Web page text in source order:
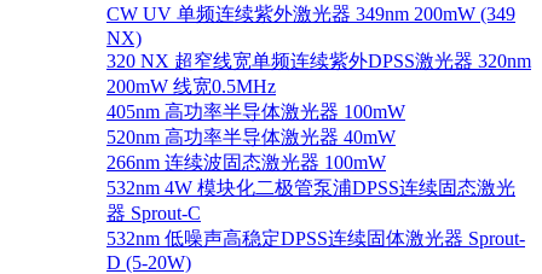
CW UV 单频连续紫外激光器 349nm 200mW (349
NX)
320 NX 超窄线宽单频连续紫外DPSS激光器 320nm
200mW 线宽0.5MHz
405nm 高功率半导体激光器 100mW
520nm 高功率半导体激光器 40mW
266nm 连续波固态激光器 100mW
532nm 4W 模块化二极管泵浦DPSS连续固态激光
器 Sprout-C
532nm 低噪声高稳定DPSS连续固体激光器 Sprout-
D (5-20W)